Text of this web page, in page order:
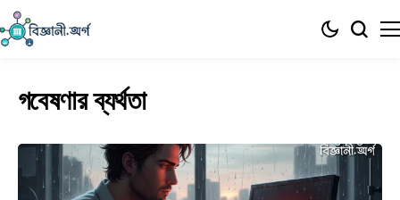
গবেষণার ব্যর্থতা